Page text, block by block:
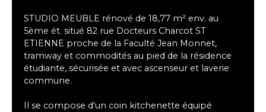
STUDIO MEUBLE rénové de 18,77 m² env. au
5ème ét. situé 82 rue Docteurs Charcot ST
ETIENNE proche de la Faculté Jean Monnet,
tramway et commodités au pied de la résidence
étudiante, sécurisée et avec ascenseur et laverie
commune.
Il se compose d'un coin kitchenette équipé